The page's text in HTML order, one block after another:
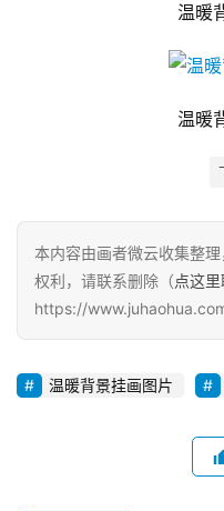
温暖
温暖
本内容由画者微云收集整
权利，请联系删除（点这
https://
温暖背景挂画图片